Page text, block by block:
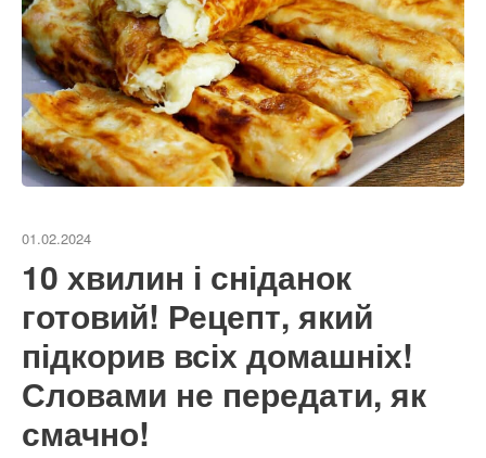
01.02.2024
10 хвилин і сніданок
готовий! Рецепт, який
підкорив всіх домашніх!
Словами не передати, як
смачно!